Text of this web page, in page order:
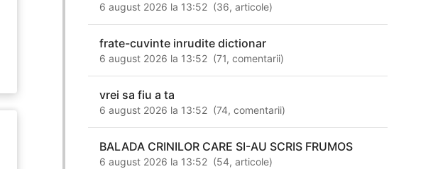
6 august 2026 la 13:52 (36,articole)
frate-cuvinte inrudite dictionar
6 august 2026 la 13:52 (71,comentarii)
vrei sa fiu a ta
6 august 2026 la 13:52 (74,comentarii)
BALADA CRINILOR CARE SI-AU SCRIS FRUMOS
6 august 2026 la 13:52 (54,articole)